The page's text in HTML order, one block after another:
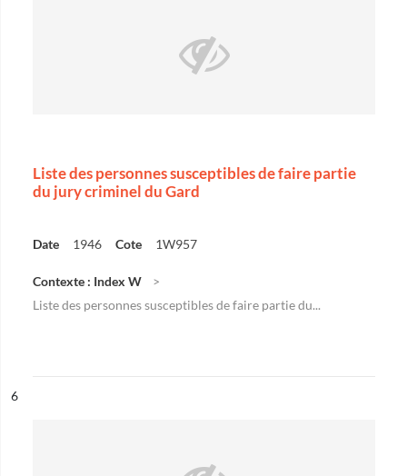
Liste des personnes susceptibles de faire partie
du jury criminel du Gard
Date 1946 Cote 1W957
Contexte : Index W
Liste des personnes susceptibles de faire partie du...
n°
6